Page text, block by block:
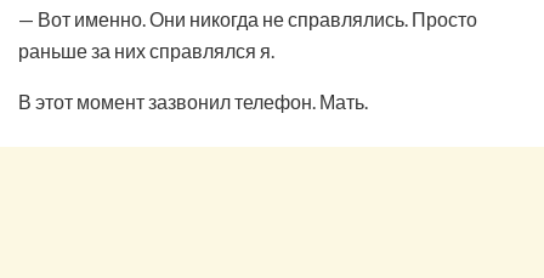
— Вот именно. Они никогда не справлялись. Просто
раньше за них справлялся я.
В этот момент зазвонил телефон. Мать.